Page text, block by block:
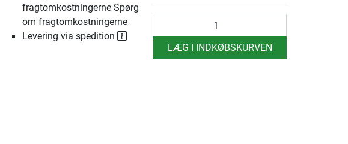
fragtomkostningerne Spørg
om fragtomkostningerne
Levering via spedition
LÆG I INDKØBSKURVEN